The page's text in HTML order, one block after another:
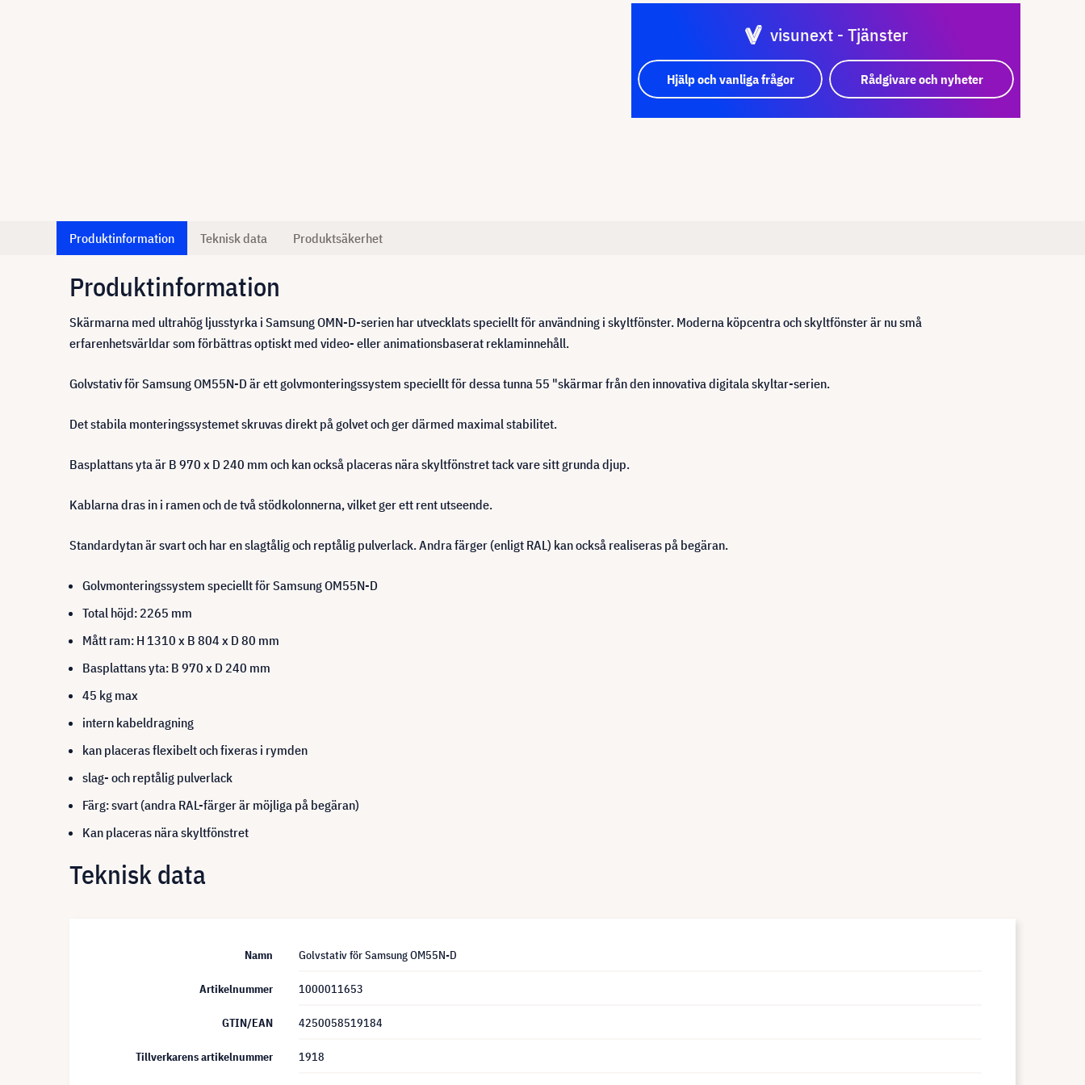
visunext - Tjänster
Hjälp och vanliga frågor Rådgivare och nyheter
Produktinformation Teknisk data Produktsäkerhet
Produktinformation
Skärmarna med ultrahög ljusstyrka i Samsung OMN-D-serien har utvecklats speciellt för användning i skyltfönster. Moderna köpcentra och skyltfönster är nu små
erfarenhetsvärldar som förbättras optiskt med video- eller animationsbaserat reklaminnehåll.
Golvstativ för Samsung OM55N-D är ett golvmonteringssystem speciellt för dessa tunna 55 "skärmar från den innovativa digitala skyltar-serien.
Det stabila monteringssystemet skruvas direkt på golvet och ger därmed maximal stabilitet.
Basplattans yta är B 970 x D 240 mm och kan också placeras nära skyltfönstret tack vare sitt grunda djup.
Kablarna dras in i ramen och de två stödkolonnerna, vilket ger ett rent utseende.
Standardytan är svart och har en slagtålig och reptålig pulverlack. Andra färger (enligt RAL) kan också realiseras på begäran.
Golvmonteringssystem speciellt för Samsung OM55N-D
Total höjd: 2265 mm
Mått ram: H 1310 x B 804 x D 80 mm
Basplattans yta: B 970 x D 240 mm
45 kg max
intern kabeldragning
kan placeras flexibelt och fixeras i rymden
slag- och reptålig pulverlack
Färg: svart (andra RAL-färger är möjliga på begäran)
Kan placeras nära skyltfönstret
Teknisk data
Namn Golvstativ för Samsung OM55N-D
Artikelnummer 1000011653
GTIN/EAN 4250058519184
Tillverkarens artikelnummer 1918